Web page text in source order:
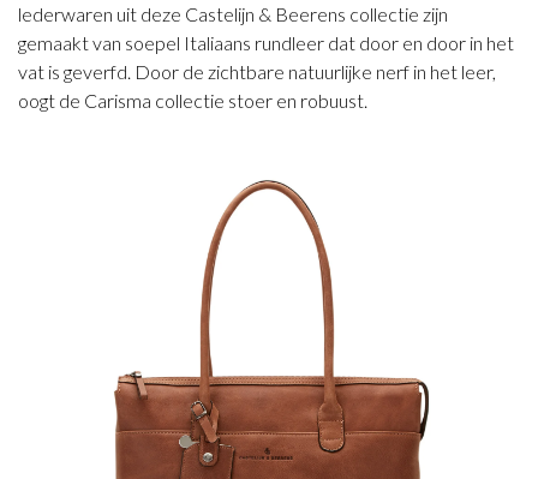
lederwaren uit deze Castelijn & Beerens collectie zijn
gemaakt van soepel Italiaans rundleer dat door en door in het
vat is geverfd. Door de zichtbare natuurlijke nerf in het leer,
oogt de Carisma collectie stoer en robuust.